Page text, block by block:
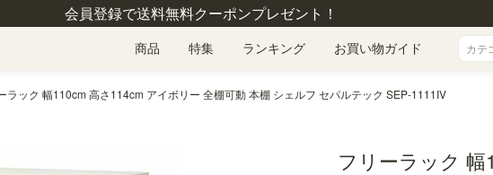
会員登録で送料無料クーポンプレゼント！
商品 特集 ランキング お買い物ガイド
ラック 幅110cm 高さ114cm アイボリー 全棚可動 本棚 シェルフ セパルテック SEP-1111IV
フリーラック 幅